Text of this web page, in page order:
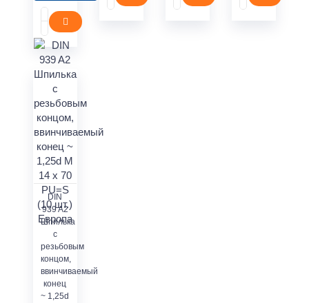
DIN
939 A2
Шпилька
с
резьбовым
концом,
ввинчиваемый
конец
~ 1,25d